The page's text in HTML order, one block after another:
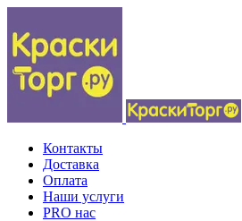
Контакты
Доставка
Оплата
Наши услуги
PRO нас